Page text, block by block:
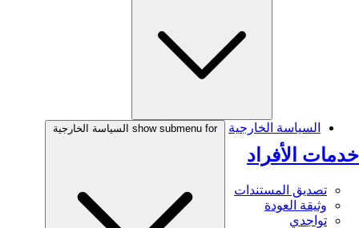
خدمات الأفراد
تصديق المستندات
وثيقة العودة
تواجدي
السياسة الخارجية show submenu for السياسة الخارجية